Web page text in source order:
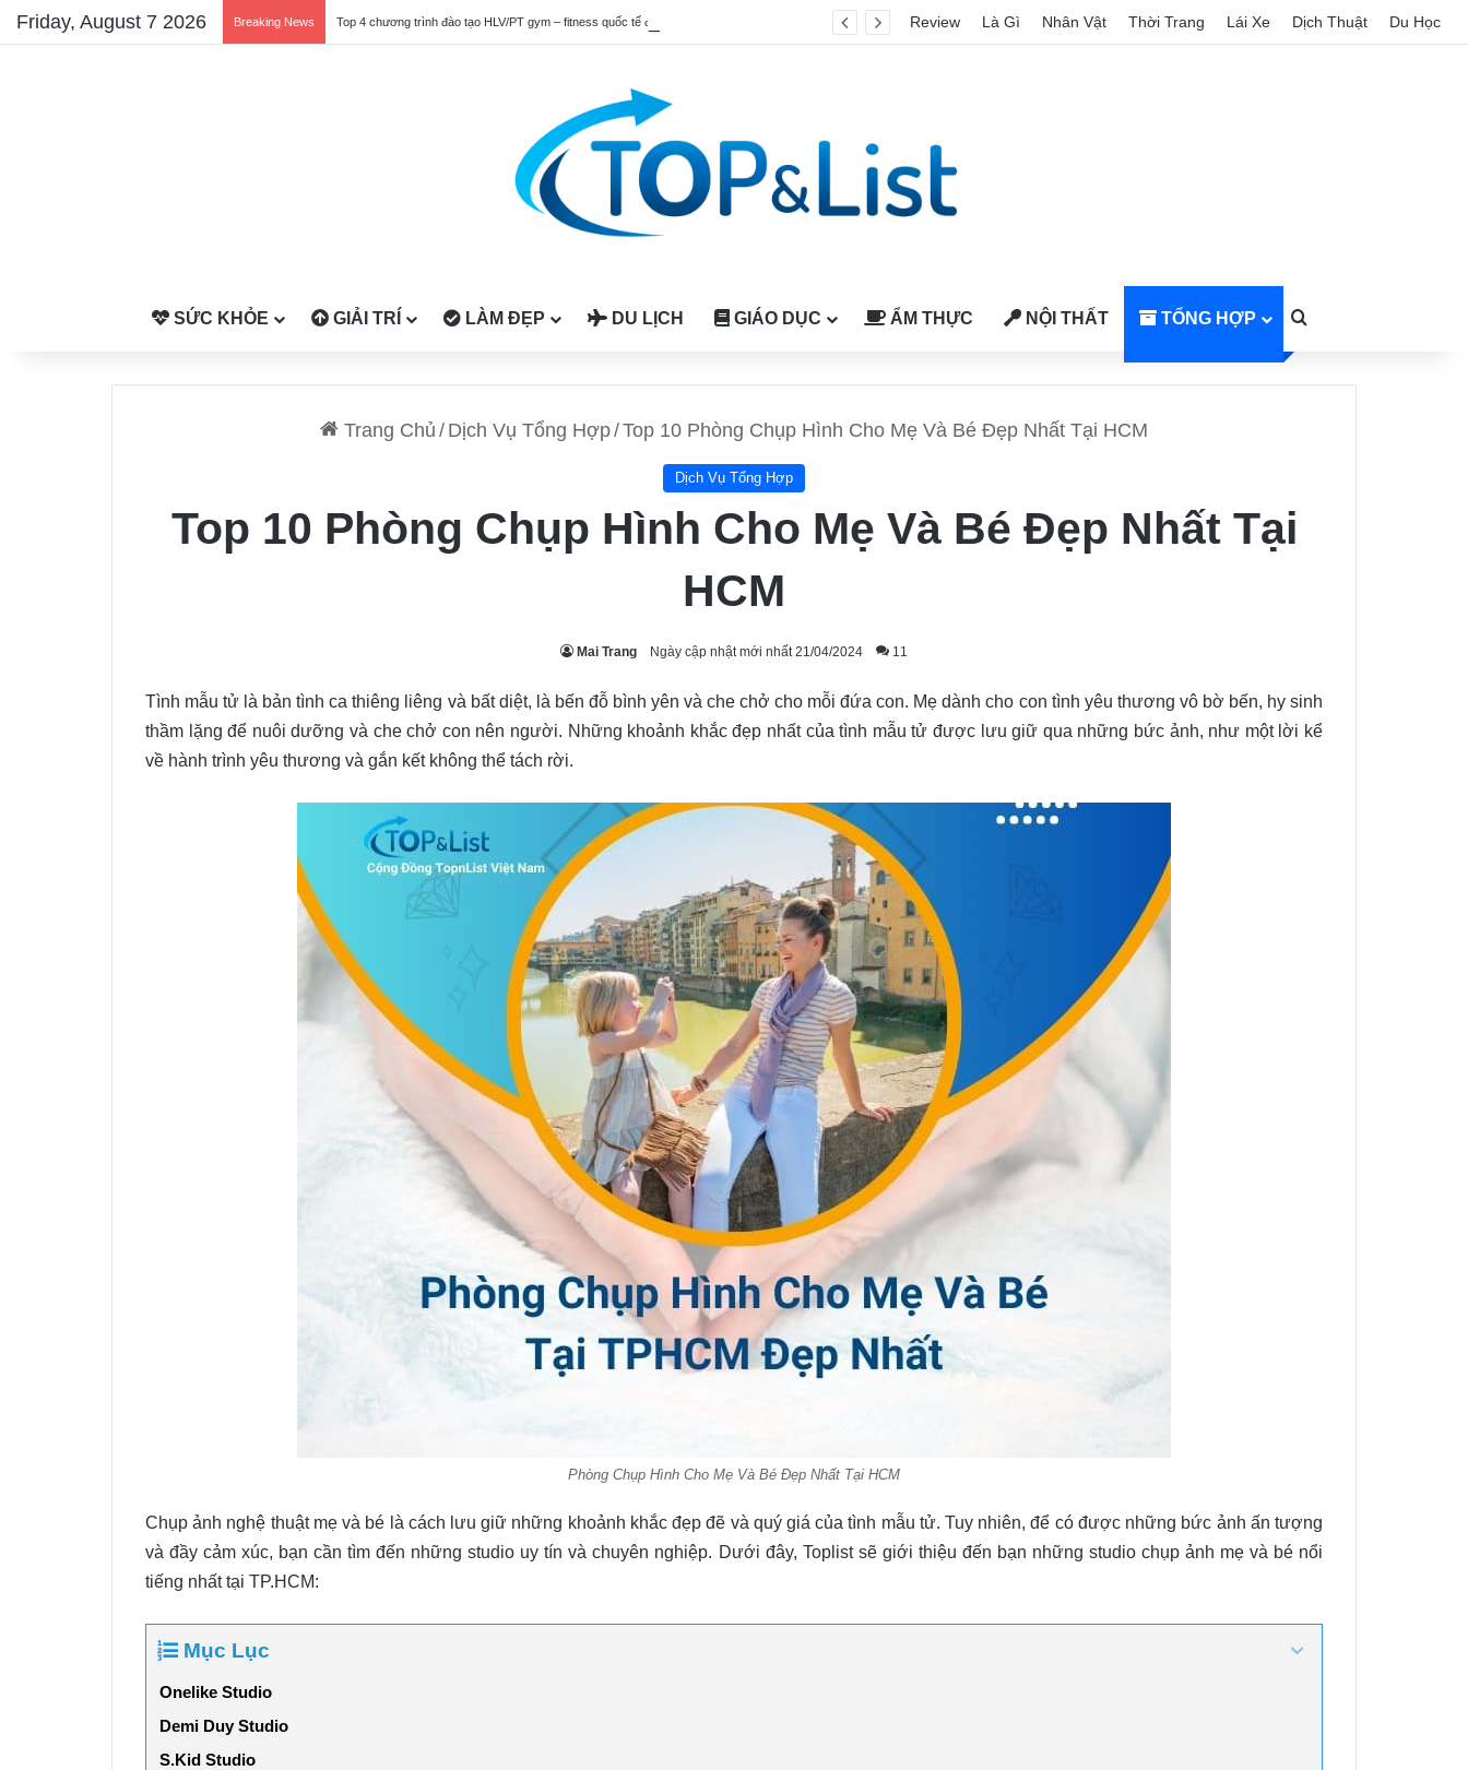
Friday, August 7 2026 Breaking News Top 4 chương trình đào tạo HLV/PT gym – fitness quốc tế được công nhận tại Việt Nam Review Là Gì Nhân Vật Thời Trang Lái Xe Dịch Thuật Du Học
SỨC KHỎE GIẢI TRÍ LÀM ĐẸP DU LỊCH GIÁO DỤC ẨM THỰC NỘI THẤT TỔNG HỢP
Trang Chủ / Dịch Vụ Tổng Hợp/Top 10 Phòng Chụp Hình Cho Mẹ Và Bé Đẹp Nhất Tại HCM
Dịch Vụ Tổng Hợp
Top 10 Phòng Chụp Hình Cho Mẹ Và Bé Đẹp Nhất Tại
HCM
Mai Trang Ngày cập nhật mới nhất 21/04/2024 11
Tình mẫu tử là bản tình ca thiêng liêng và bất diệt, là bến đỗ bình yên và che chở cho mỗi đứa con. Mẹ dành cho con tình yêu thương vô bờ bến, hy sinh
thầm lặng để nuôi dưỡng và che chở con nên người. Những khoảnh khắc đẹp nhất của tình mẫu tử được lưu giữ qua những bức ảnh, như một lời kể
về hành trình yêu thương và gắn kết không thể tách rời.
Phòng Chụp Hình Cho Mẹ Và Bé Đẹp Nhất Tại HCM
Chụp ảnh nghệ thuật mẹ và bé là cách lưu giữ những khoảnh khắc đẹp đẽ và quý giá của tình mẫu tử. Tuy nhiên, để có được những bức ảnh ấn tượng
và đầy cảm xúc, bạn cần tìm đến những studio uy tín và chuyên nghiệp. Dưới đây, Toplist sẽ giới thiệu đến bạn những studio chụp ảnh mẹ và bé nổi
tiếng nhất tại TP.HCM:
Mục Lục
Onelike Studio
Demi Duy Studio
S.Kid Studio